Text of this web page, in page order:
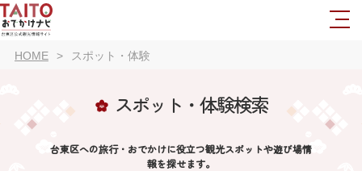
HOME スポット・体験
スポット・体験検索
台東区への旅行・おでかけに役立つ観光スポットや遊び場情
報を探せます。